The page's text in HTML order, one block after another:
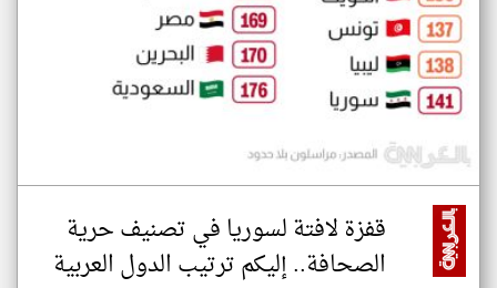
قفزة لافتة لسوريا في تصنيف حرية
الصحافة.. إليكم ترتيب الدول العربية